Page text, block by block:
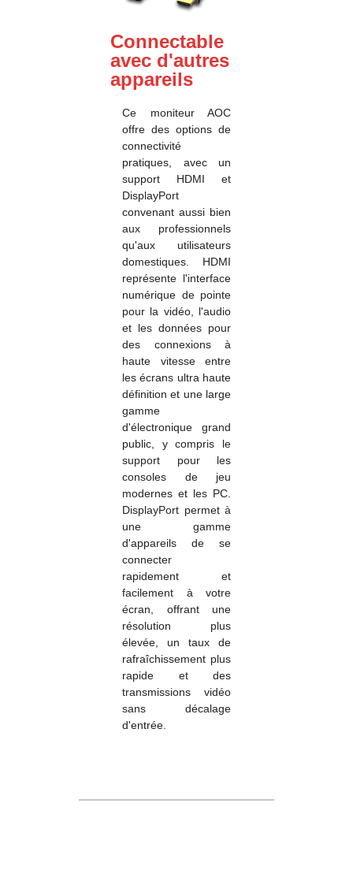
Connectable
avec d'autres
appareils
Ce moniteur AOC
offre des options de
connectivité
pratiques, avec un
support HDMI et
DisplayPort
convenant aussi bien
aux professionnels
qu'aux utilisateurs
domestiques. HDMI
représente l'interface
numérique de pointe
pour la vidéo, l'audio
et les données pour
des connexions à
haute vitesse entre
les écrans ultra haute
définition et une large
gamme
d'électronique grand
public, y compris le
support pour les
consoles de jeu
modernes et les PC.
DisplayPort permet à
une gamme
d'appareils de se
connecter
rapidement et
facilement à votre
écran, offrant une
résolution plus
élevée, un taux de
rafraîchissement plus
rapide et des
transmissions vidéo
sans décalage
d'entrée.